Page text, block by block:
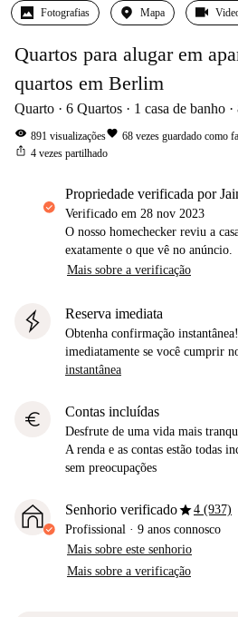
Fotografias Mapa
Quartos para alugar em
quartos em Berlim
Quarto 6 Quartos 1 casa de banho
visibility 891 visualizaçõesfavorite 68 vezes guardado como
ios_share 4 vezes partilhado
propriedade verificada por
Verificado em 28 nov 2023
O nosso homechecker reviu a
exatamente o que vê no anúncio.
Mais sobre a verificação
Reserva imediata
Obtenha confirmação
imediatamente se você cumprir
instantânea
euro Contas incluídas
Desfrute de uma vida mais
A renda e as contas estão todas
sem preocupações
Senhorio verificadostar4 (937)
Profissional · 9 anos connosco
Mais sobre este senhorio
Mais sobre a verificação